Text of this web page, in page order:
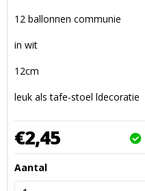
12 ballonnen communie
in wit
12cm
leuk als tafe-stoel ldecoratie
€2,45
Aantal